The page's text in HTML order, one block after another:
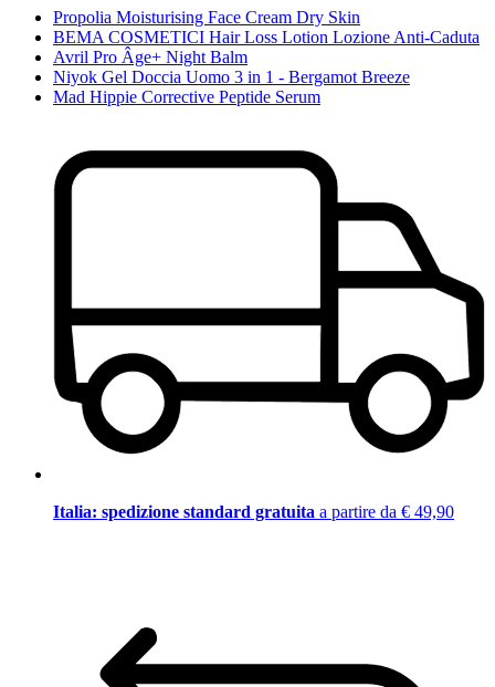
Propolia Moisturising Face Cream Dry Skin
BEMA COSMETICI Hair Loss Lotion Lozione Anti-Caduta
Avril Pro Âge+ Night Balm
Niyok Gel Doccia Uomo 3 in 1 - Bergamot Breeze
Mad Hippie Corrective Peptide Serum
Italia: spedizione standard gratuita a partire da € 49,90